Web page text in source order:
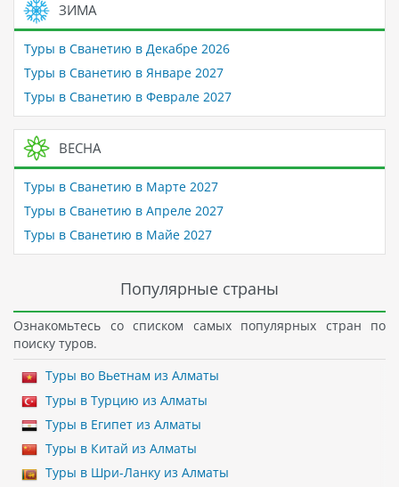
ЗИМА
Туры в Сванетию в Декабре 2026
Туры в Сванетию в Январе 2027
Туры в Сванетию в Феврале 2027
ВЕСНА
Туры в Сванетию в Марте 2027
Туры в Сванетию в Апреле 2027
Туры в Сванетию в Майе 2027
Популярные страны
Ознакомьтесь со списком самых популярных стран по
поиску туров.
Туры во Вьетнам из Алматы
Туры в Турцию из Алматы
Туры в Египет из Алматы
Туры в Китай из Алматы
Туры в Шри-Ланку из Алматы